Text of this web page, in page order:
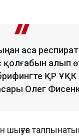
аса
алып
ҚР
Олег